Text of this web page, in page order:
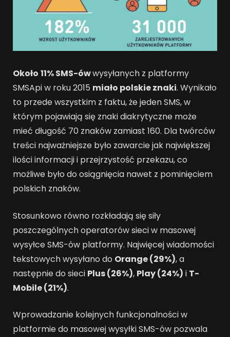
Około 11% SMS-ówwysyłanych z platformy
SMSApi w roku 2015 miało polskie znaki. Wynikało
to przede wszystkim z faktu, że jeden SMS, w
którym pojawiają się znaki diakrytyczne może
mieć długość 70 znaków zamiast 160. Dla twórców
treści najważniejsze było zawarcie jak największej
ilości informacji i przejrzystość przekazu, co
możliwe było do osiągnięcia nawet z pominięciem
polskich znaków.
Stosunkowo równo rozkładają się siły
poszczególnych operatorów sieci w masowej
wysyłce SMS-ów platformy. Najwięcej wiadomości
tekstowych wysyłano do Orange (29%), a
następnie do sieci Plus (26%), Play (24%) i T-
Mobile (21%).
Wprowadzanie kolejnych funkcjonalności w
platformie do masowej wysyłki SMS-ów pozwala